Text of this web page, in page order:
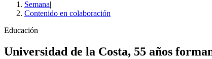
Semana|
Contenido en colaboración
Educación
Universidad de la Costa, 55 años